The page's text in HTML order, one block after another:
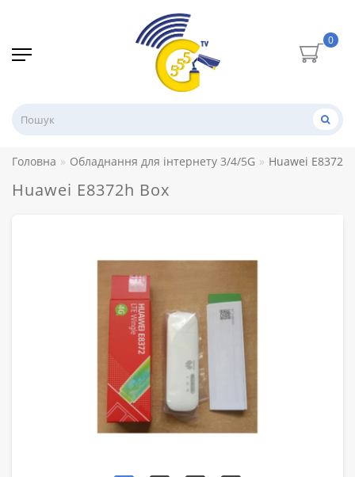
0
Головна Обладнання для інтернету 3/4/5G Huawei E8372h
Huawei E8372h Box